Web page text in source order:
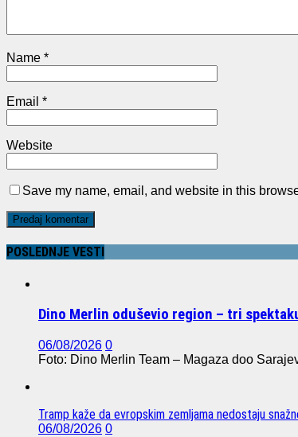
Name *
Email *
Website
Save my name, email, and website in this
POSLEDNJE VESTI
Dino Merlin oduševio region – tri
06/08/2026 0
Foto: Dino Merlin Team – Magaza doo
Tramp kaže da evropskim zemljama nedostaju
06/08/2026 0